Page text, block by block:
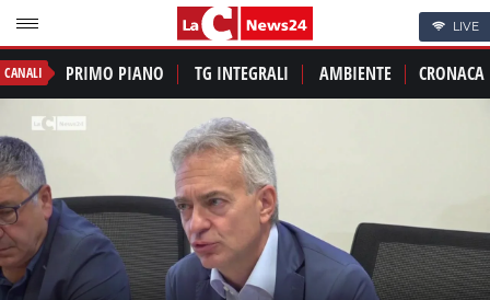
LIVE
CANALI PRIMO PIANO TG INTEGRALI AMBIENTE CRONACA